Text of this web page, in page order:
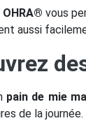
OHRA® vous
aussi
pain de mie
de la journée.